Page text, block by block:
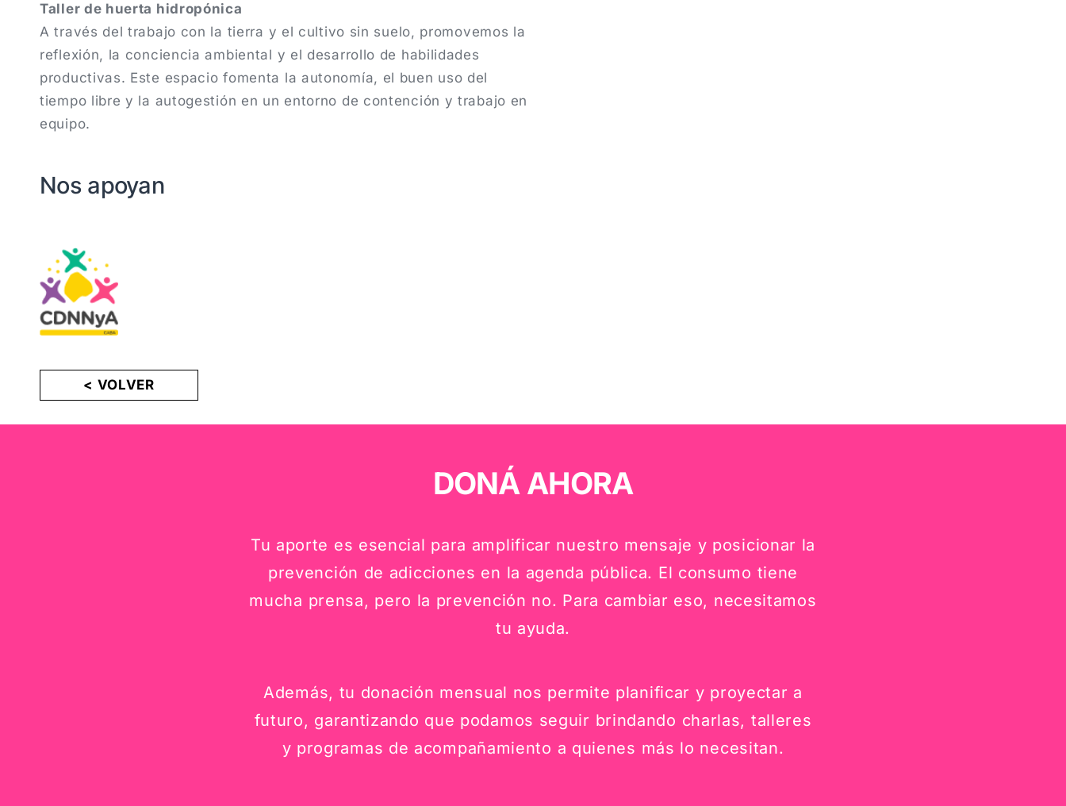
Taller de huerta hidropónica
A través del trabajo con la tierra y el cultivo sin suelo, promovemos la
reflexión, la conciencia ambiental y el desarrollo de habilidades
productivas. Este espacio fomenta la autonomía, el buen uso del
tiempo libre y la autogestión en un entorno de contención y trabajo en
equipo.
Nos apoyan
< VOLVER
DONÁ AHORA
Tu aporte es esencial para amplificar nuestro mensaje y posicionar la
prevención de adicciones en la agenda pública. El consumo tiene
mucha prensa, pero la prevención no. Para cambiar eso, necesitamos
tu ayuda.
Además, tu donación mensual nos permite planificar y proyectar a
futuro, garantizando que podamos seguir brindando charlas, talleres
y programas de acompañamiento a quienes más lo necesitan.